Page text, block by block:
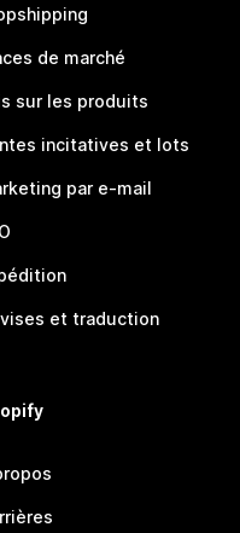
de marché
sur les produits
incitatives et lots
par e-mail
et traduction